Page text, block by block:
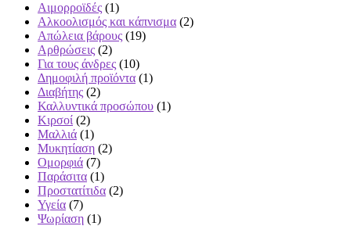
Αιμορροϊδές (1)
Αλκοολισμός και κάπνισμα (2)
Απώλεια βάρους (19)
Αρθρώσεις (2)
Για τους άνδρες (10)
Δημοφιλή προϊόντα (1)
Διαβήτης (2)
Καλλυντικά προσώπου (1)
Κιρσοί (2)
Μαλλιά (1)
Μυκητίαση (2)
Ομορφιά (7)
Παράσιτα (1)
Προστατίτιδα (2)
Υγεία (7)
Ψωρίαση (1)